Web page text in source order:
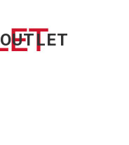
OUTLET